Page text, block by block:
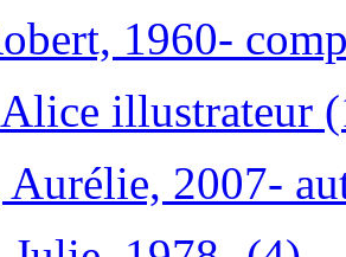
1960-
illustrateur
2007-